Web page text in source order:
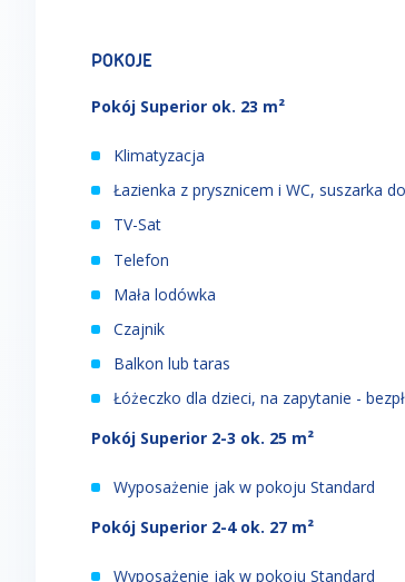
POKOJE
Pokój Superior ok. 23 m²
Klimatyzacja
Łazienka z prysznicem i WC, suszarka
TV-Sat
Telefon
Mała lodówka
Czajnik
Balkon lub taras
Łóżeczko dla dzieci, na zapytanie -
Pokój Superior 2-3 ok. 25 m²
Wyposażenie jak w pokoju Standard
Pokój Superior 2-4 ok. 27 m²
Wyposażenie jak w pokoju Standard